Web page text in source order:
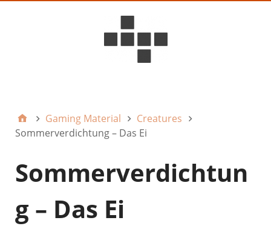
Gaming Material
Creatures
Sommerverdichtung – Das Ei
Sommerverdichtun
g – Das Ei